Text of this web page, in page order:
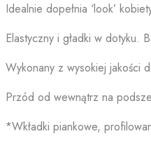
Idealnie dopełnia ‘look’
Elastyczny i gładki w dotyku.
Wykonany z wysokiej jakości
Przód od wewnątrz na
*Wkładki piankowe,